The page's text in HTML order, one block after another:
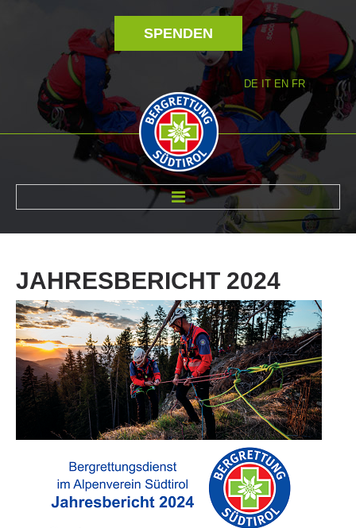
SPENDEN
DE IT EN FR
JAHRESBERICHT 2024